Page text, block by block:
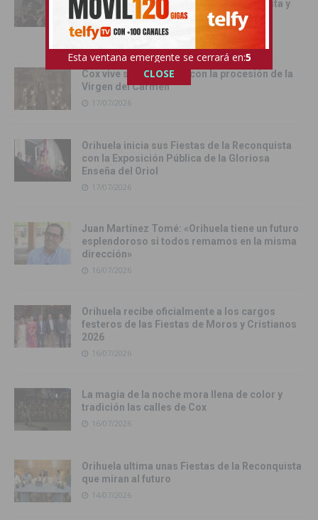
Fiestas con el traslado de las Santas Justa y
Rufina
18/07/2026
Cox vive su día grande con la procesión de la
Virgen del Carmen
17/07/2026
Orihuela inicia sus Fiestas de la Reconquista
con la Exposición Pública de la Gloriosa
Enseña del Oriol
17/07/2026
Juan Martínez Tomé: «Orihuela tiene un futuro
esplendoroso si todos remamos en la misma
dirección»
16/07/2026
Orihuela recibe oficialmente a los cargos
festeros de las Fiestas de Moros y Cristianos
2026
16/07/2026
La magia de la noche mora llena de color y
tradición las calles de Cox
16/07/2026
Orihuela ultima unas Fiestas de la Reconquista
que miran al futuro
14/07/2026
Esta ventana emergente se cerrará en:4
CLOSE